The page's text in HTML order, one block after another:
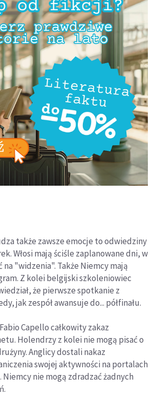
także zawsze emocje to odwiedziny
Włosi mają ściśle zaplanowane dni, w
"widzenia". Także Niemcy mają
Z kolei belgijski szkoleniowiec
że pierwsze spotkanie z
jak zespół awansuje do... półfinału.
Capello całkowity zakaz
Holendrzy z kolei nie mogą pisać o
Anglicy dostali nakaz
swojej aktywności na portalach
Niemcy nie mogą zdradzać żadnych